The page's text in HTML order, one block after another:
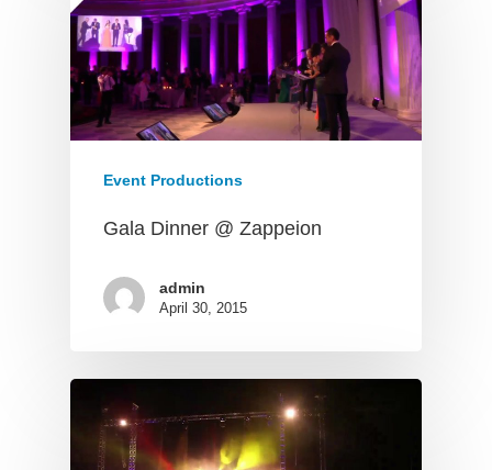
Event Productions
Gala Dinner @ Zappeion
admin
April 30, 2015
Home